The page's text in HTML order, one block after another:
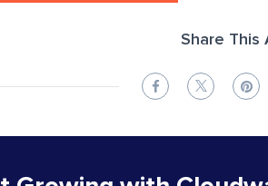
Share This